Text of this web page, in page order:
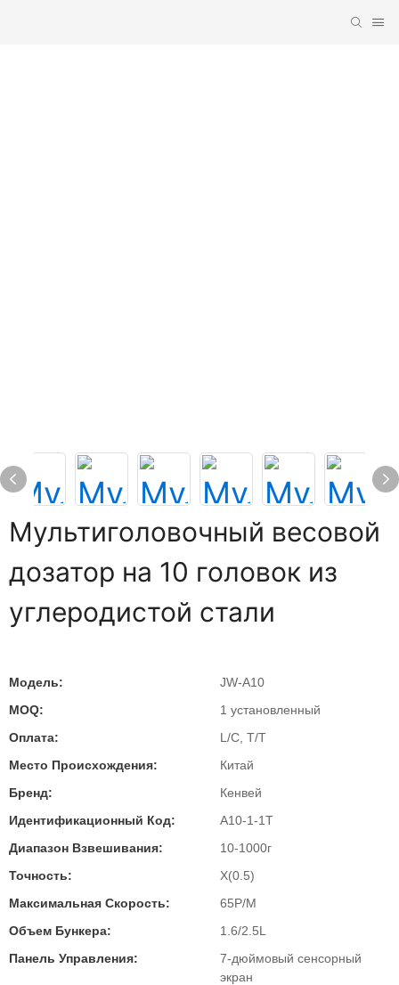
Мультиголовочный весовой
дозатор на 10 головок из
углеродистой стали
Модель:
JW-A10
MOQ:
1 установленный
Оплата:
L/C, T/T
Место Происхождения:
Китай
Бренд:
Кенвей
Идентификационный Код:
A10-1-1T
Диапазон Взвешивания:
10-1000г
Точность:
X(0.5)
Максимальная Скорость:
65P/M
Объем Бункера:
1.6/2.5L
Панель Управления:
7-дюймовый сенсорный
экран